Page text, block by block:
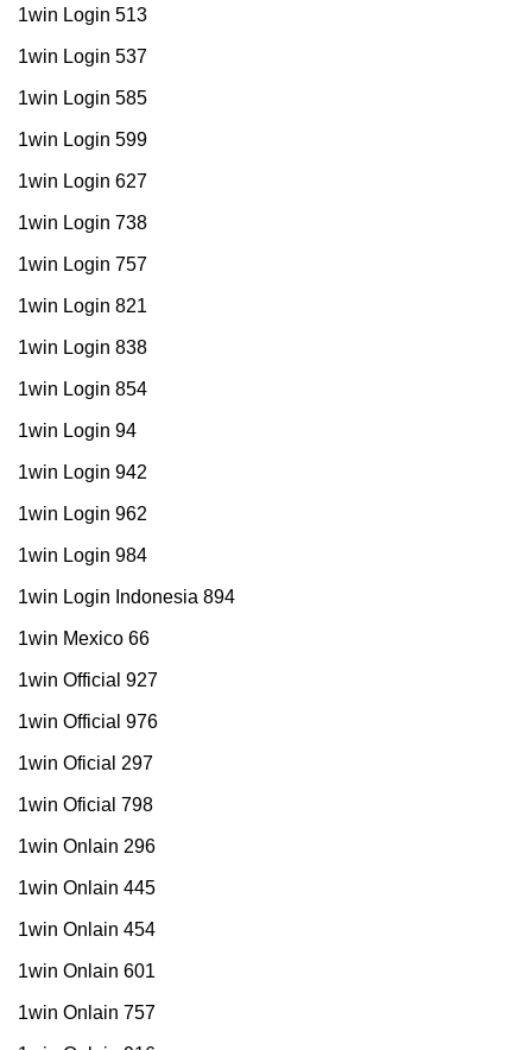
1win Login 513
1win Login 537
1win Login 585
1win Login 599
1win Login 627
1win Login 738
1win Login 757
1win Login 821
1win Login 838
1win Login 854
1win Login 94
1win Login 942
1win Login 962
1win Login 984
1win Login Indonesia 894
1win Mexico 66
1win Official 927
1win Official 976
1win Oficial 297
1win Oficial 798
1win Onlain 296
1win Onlain 445
1win Onlain 454
1win Onlain 601
1win Onlain 757